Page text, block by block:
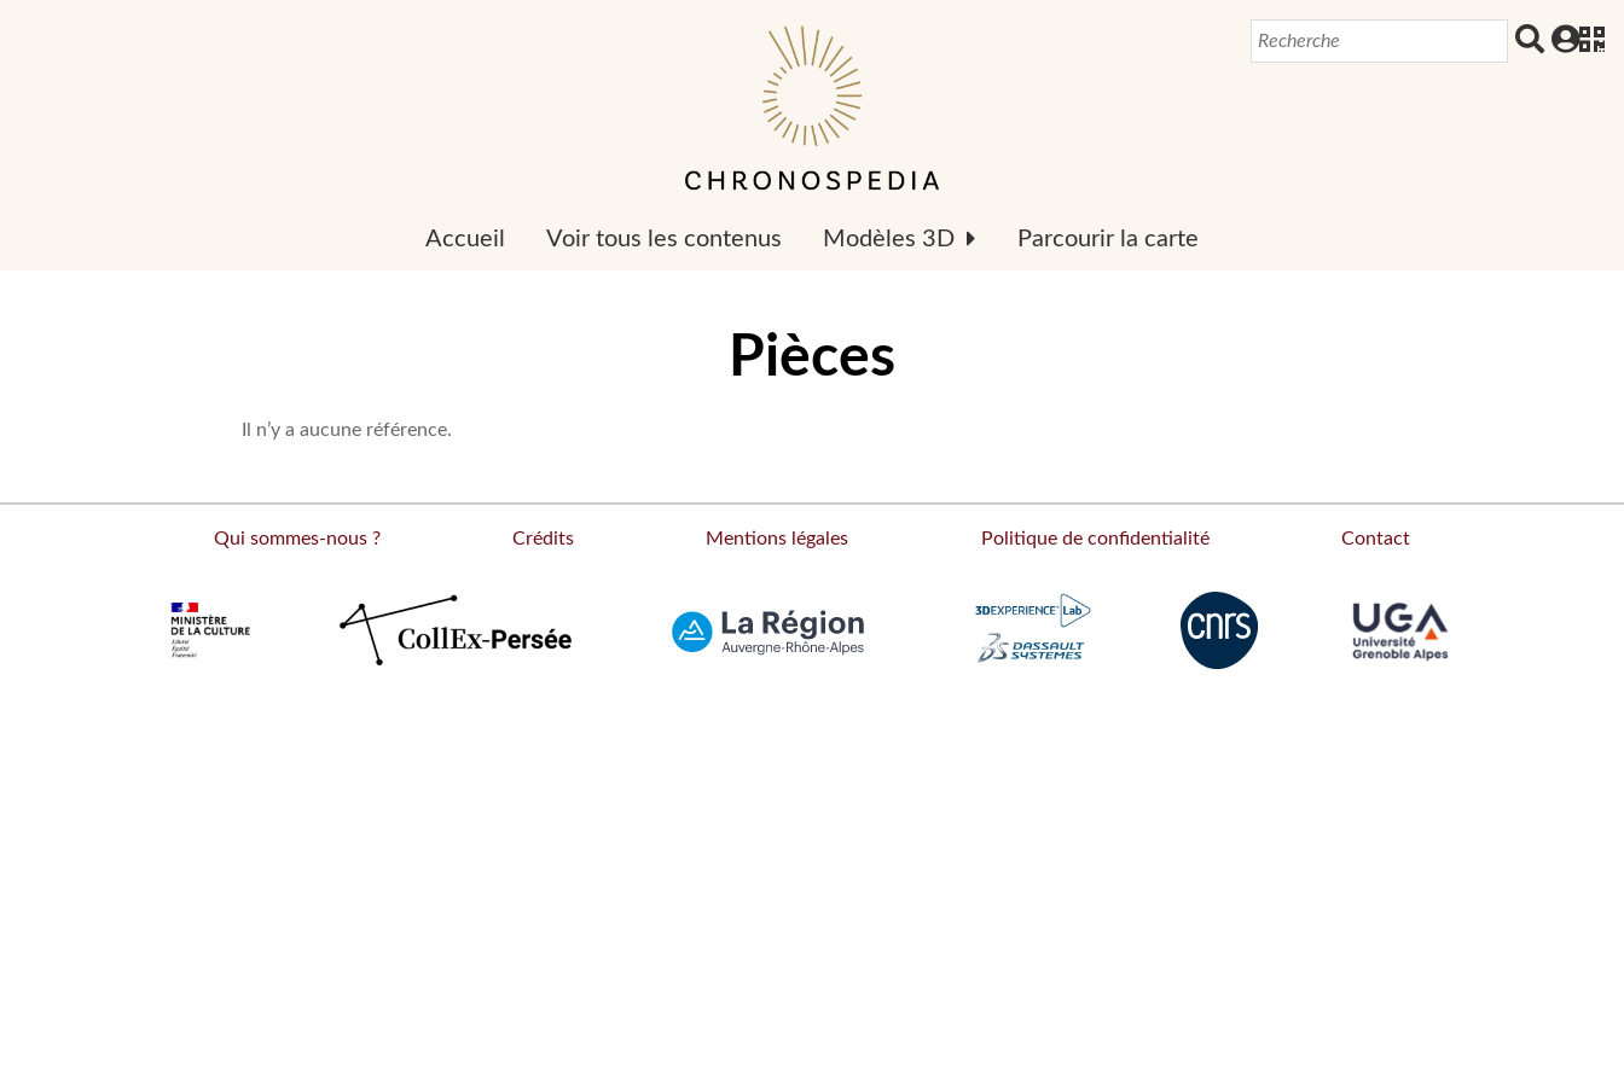
Accueil Voir tous les contenus Modèles 3D Parcourir la carte
Pièces
Il n’y a aucune référence.
Qui sommes-nous ? Crédits Mentions légales Politique de confidentialité Contact